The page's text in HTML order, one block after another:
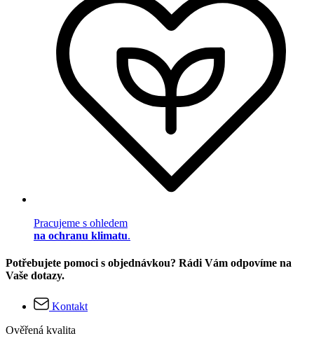
Pracujeme s ohledem
na ochranu klimatu.
Potřebujete pomoci s objednávkou? Rádi Vám odpovíme na
Vaše dotazy.
Kontakt
Ověřená kvalita